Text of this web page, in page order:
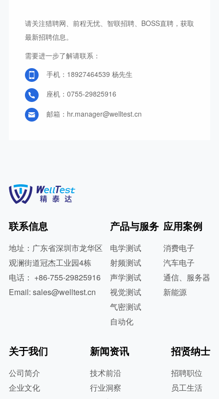
请关注猎聘网、前程无忧、智联招聘、BOSS直聘，获取
最新招聘信息。
需要进一步了解请联系：
手机：18927464539 杨先生
座机：0755-29825916
邮箱：hr.manager@welltest.cn
联系信息
地址：广东省深圳市龙华区
观澜街道冠杰工业园4栋
电话： +86-755-29825916
Email: sales@welltest.cn
产品与服务
电学测试
射频测试
声学测试
视觉测试
气密测试
自动化
应用案例
消费电子
汽车电子
通信、服务器
新能源
关于我们
公司简介
企业文化
新闻资讯
技术前沿
行业洞察
招贤纳士
招聘职位
员工生活